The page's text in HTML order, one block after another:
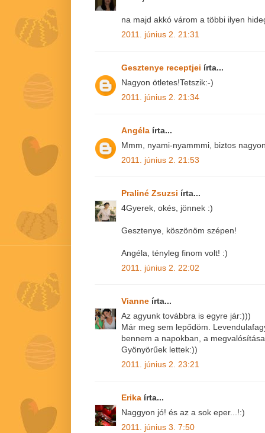
na majd akkó várom a többi ilyen
2011. június 2. 21:31
Gesztenye receptjei írta...
Nagyon ötletes!Tetszik:-)
2011. június 2. 21:34
Angéla írta...
Mmm, nyami-nyammmi, biztos
2011. június 2. 21:53
Praliné Zsuzsi írta...
4Gyerek, okés, jönnek :)
Gesztenye, köszönöm szépen!
Angéla, tényleg finom volt! :)
2011. június 2. 22:02
Vianne írta...
Az agyunk továbbra is egyre jár:)))
Már meg sem lepődöm.
bennem a napokban, a
Gyönyörűek lettek:))
2011. június 2. 23:21
Erika írta...
Naggyon jó! és az a sok eper...!:)
2011. június 3. 7:50